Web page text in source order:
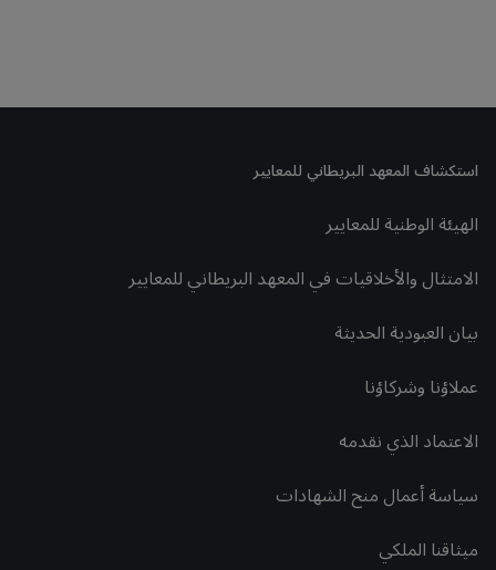
استكشاف المعهد البريطاني للمعايير
الهيئة الوطنية للمعايير
الامتثال والأخلاقيات في المعهد البريطاني للمعايير
بيان العبودية الحديثة
عملاؤنا وشركاؤنا
الاعتماد الذي نقدمه
سياسة أعمال منح الشهادات
ميثاقنا الملكي